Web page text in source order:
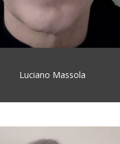
Luciano Massola